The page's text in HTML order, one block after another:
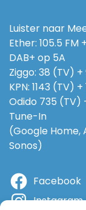
Luister naar
Ether: 105.5 FM
DAB+ op 5A
Ziggo: 38 (TV) +
KPN: 1143 (TV)
Odido 735 (TV)
Tune-In
(Google Home,
Sonos)
Facebook
Instagram